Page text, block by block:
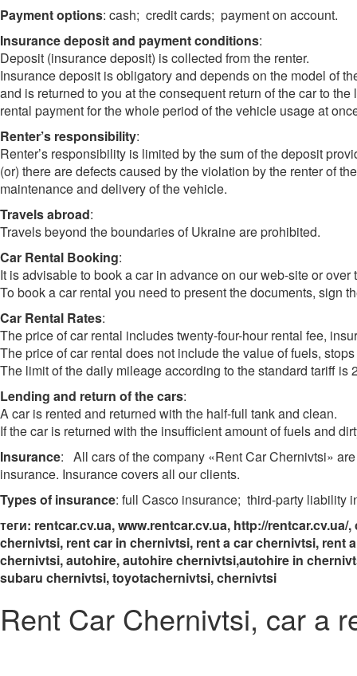
Payment options: cash; credit cards; payment on account.
Insurance deposit and payment conditions:
Deposit (insurance deposit) is collected from the renter.
Insurance deposit is obligatory and depends on the model of
and is returned to you at the consequent return of the car to
rental payment for the whole period of the vehicle usage at
Renter’s responsibility:
Renter’s responsibility is limited by the sum of the deposit
(or) there are defects caused by the violation by the renter of
maintenance and delivery of the vehicle.
Travels abroad:
Travels beyond the boundaries of Ukraine are prohibited.
Car Rental Booking:
It is advisable to book a car in advance on our web-site or
To book a car rental you need to present the documents, sign
Car Rental Rates:
The price of car rental includes twenty-four-hour rental fee,
The price of car rental does not include the value of fuels,
The limit of the daily mileage according to the standard tariff
Lending and return of the cars:
A car is rented and returned with the half-full tank and clean.
If the car is returned with the insufficient amount of fuels and
Insurance: All cars of the company «Rent Car Chernivtsi»
insurance. Insurance covers all our clients.
Types of insurance: full Casco insurance; third-party liability
теги: rentcar.cv.ua, www.rentcar.cv.ua, http://rentcar.cv.ua/
chernivtsi, rent car in chernivtsi, rent a car chernivtsi, rent
chernivtsi, autohire,autohire chernivtsi,autohire in
subaru chernivtsi, toyotachernivtsi, chernivtsi
Rent Car Chernivtsi, car a